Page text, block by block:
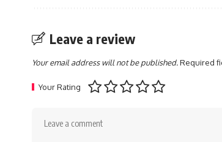
Leave a review
Your email address will not be published.Required
Your Rating